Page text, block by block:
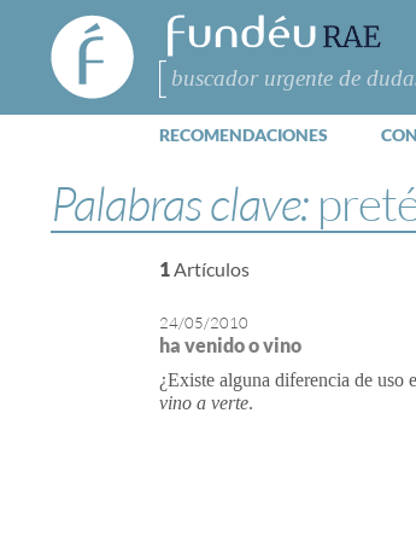
FundéuRAE
- Fundación
del Español
Urgente
Buscar
RECOMENDACIONES
Palabras clave:
1Artículos
24/05/2010
ha venido o vino
¿Existe alguna diferencia de
vino a verte.